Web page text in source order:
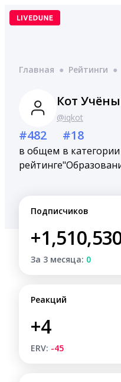
Перейти
Главная ● Рейтинги ●
Кот
@iqkot
#482
в общем
рейтинге
#18
в категории
Подписчиков
За 3 месяца: 0
Реакций
+4
ERV: -45